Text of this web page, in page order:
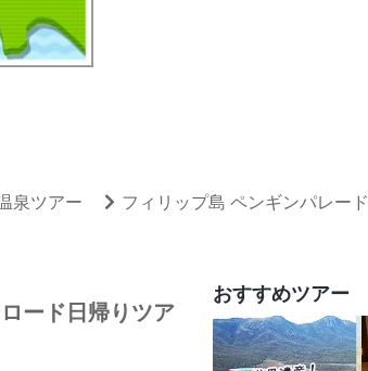
泉ツアー
フィリップ島 ペンギンパレード
ード日帰りツア
おすすめツアー